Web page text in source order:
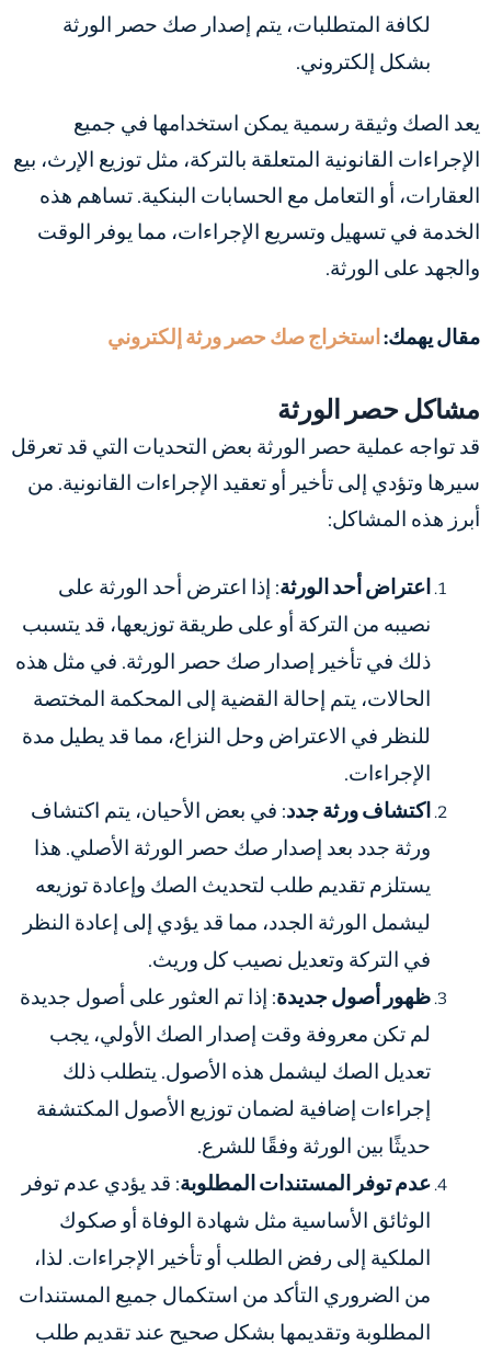
لكافة المتطلبات، يتم إصدار صك حصر الورثة
بشكل إلكتروني.
يعد الصك وثيقة رسمية يمكن استخدامها في جميع
الإجراءات القانونية المتعلقة بالتركة، مثل توزيع الإرث، بيع
العقارات، أو التعامل مع الحسابات البنكية. تساهم هذه
الخدمة في تسهيل وتسريع الإجراءات، مما يوفر الوقت
والجهد على الورثة.
مقال يهمك: استخراج صك حصر ورثة إلكتروني
مشاكل حصر الورثة
قد تواجه عملية حصر الورثة بعض التحديات التي قد تعرقل
سيرها وتؤدي إلى تأخير أو تعقيد الإجراءات القانونية. من
أبرز هذه المشاكل:
اعتراض أحد الورثة: إذا اعترض أحد الورثة على
نصيبه من التركة أو على طريقة توزيعها، قد يتسبب
ذلك في تأخير إصدار صك حصر الورثة. في مثل هذه
الحالات، يتم إحالة القضية إلى المحكمة المختصة
للنظر في الاعتراض وحل النزاع، مما قد يطيل مدة
الإجراءات.
اكتشاف ورثة جدد: في بعض الأحيان، يتم اكتشاف
ورثة جدد بعد إصدار صك حصر الورثة الأصلي. هذا
يستلزم تقديم طلب لتحديث الصك وإعادة توزيعه
ليشمل الورثة الجدد، مما قد يؤدي إلى إعادة النظر
في التركة وتعديل نصيب كل وريث.
ظهور أصول جديدة: إذا تم العثور على أصول جديدة
لم تكن معروفة وقت إصدار الصك الأولي، يجب
تعديل الصك ليشمل هذه الأصول. يتطلب ذلك
إجراءات إضافية لضمان توزيع الأصول المكتشفة
حديثًا بين الورثة وفقًا للشرع.
عدم توفر المستندات المطلوبة: قد يؤدي عدم توفر
الوثائق الأساسية مثل شهادة الوفاة أو صكوك
الملكية إلى رفض الطلب أو تأخير الإجراءات. لذا،
من الضروري التأكد من استكمال جميع المستندات
المطلوبة وتقديمها بشكل صحيح عند تقديم طلب